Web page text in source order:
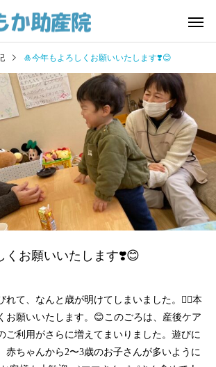
費用 お産
も通園制
います😊
日記
気づけばもう年の瀬‼️😱
🎍今年もよろしくお願いいたします❣️😊
くお願いいたします❣️😊
れて、なんと歳が明けてしまいました。🙇‍♀️本
お願いいたします。😊このごろは、産後ケア
ご利用がさらに増えてまいりました。遊びに
赤ちゃんから2〜3歳のお子さんが多いように